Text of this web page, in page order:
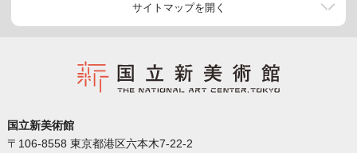
サイトマップを開く
国立新美術館
〒106-8558 東京都港区六本木7-22-2